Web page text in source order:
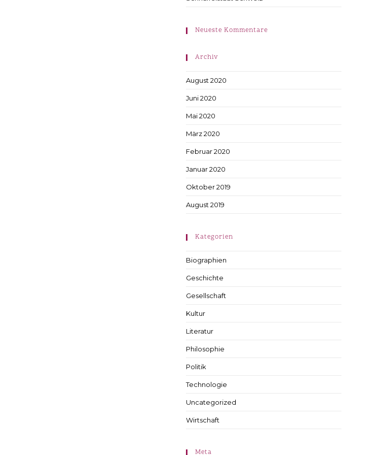
Neueste Kommentare
Archiv
August 2020
Juni 2020
Mai 2020
März 2020
Februar 2020
Januar 2020
Oktober 2019
August 2019
Kategorien
Biographien
Geschichte
Gesellschaft
Kultur
Literatur
Philosophie
Politik
Technologie
Uncategorized
Wirtschaft
Meta